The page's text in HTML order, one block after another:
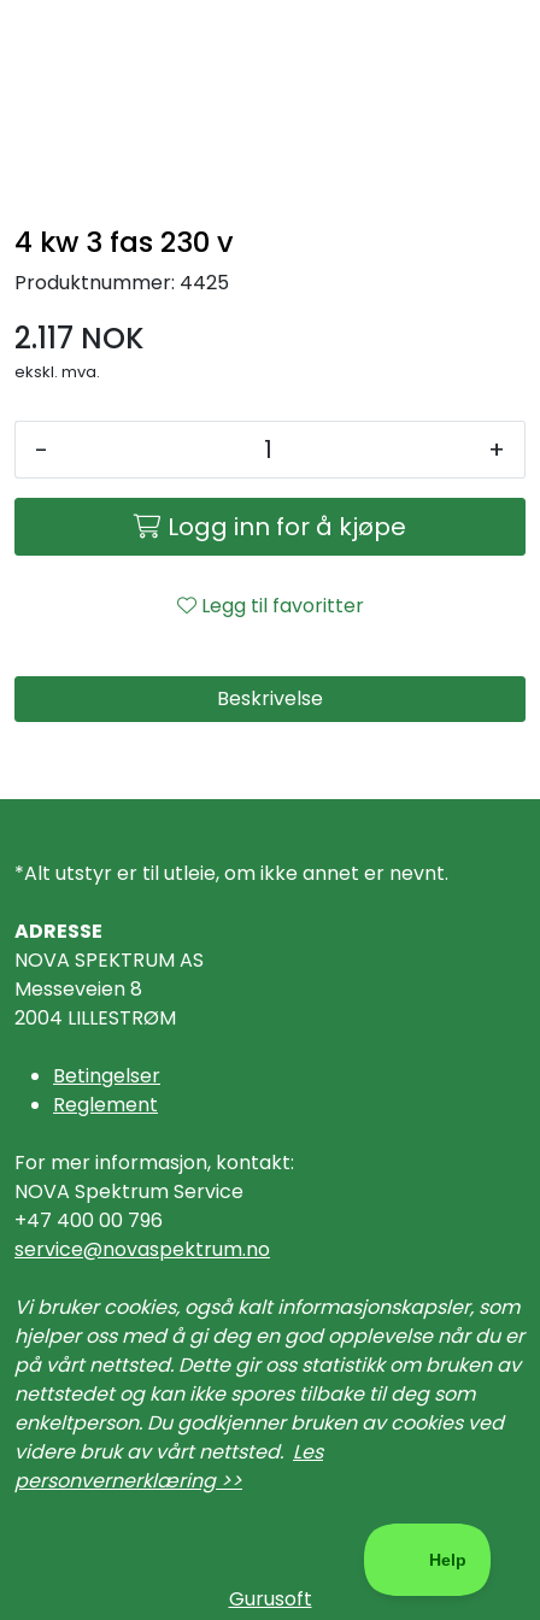
4 kw 3 fas 230 v
Produktnummer: 4425
2.117 NOK
ekskl. mva.
- +
Logg inn for å kjøpe
Legg til favoritter
Beskrivelse
*Alt utstyr er til utleie, om ikke annet er nevnt.
ADRESSE
NOVA SPEKTRUM AS
Messeveien 8
2004 LILLESTRØM
Betingelser
Reglement
For mer informasjon, kontakt:
NOVA Spektrum Service
+47 400 00 796
service@novaspektrum.no
Vi bruker cookies, også kalt informasjonskapsler, som
hjelper oss med å gi deg en god opplevelse når du er
på vårt nettsted. Dette gir oss statistikk om bruken av
nettstedet og kan ikke spores tilbake til deg som
enkeltperson. Du godkjenner bruken av cookies ved
videre bruk av vårt nettsted. Les
personvernerklæring >>
Gurusoft
Bestill mat til standen
Foto og video